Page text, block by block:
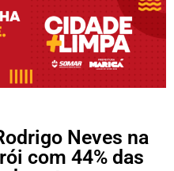
Neves na
com 44% das